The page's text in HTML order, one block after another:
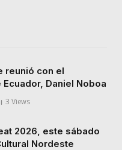
reunió con el
Daniel Noboa
3 Views
2026, este sábado
Nordeste